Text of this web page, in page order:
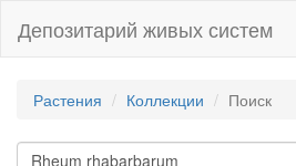
Депозитарий живых систем
Растения Коллекции Поиск